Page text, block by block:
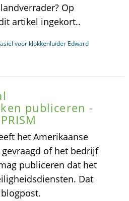
Op
artikel ingekort..
voor klokkenluider Edward
publiceren -
het Amerikaanse
of het bedrijf
publiceren dat het
Dat